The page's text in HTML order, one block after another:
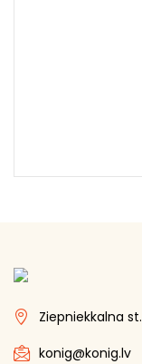
Ziepniekkalna
konig@konig.lv